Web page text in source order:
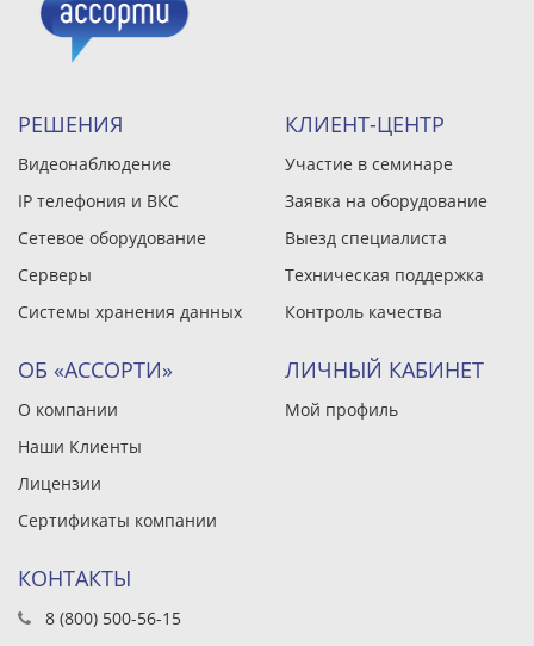
РЕШЕНИЯ
Видеонаблюдение
IP телефония и ВКС
Сетевое оборудование
Серверы
Системы хранения данных
КЛИЕНТ-ЦЕНТР
Участие в семинаре
Заявка на оборудование
Выезд специалиста
Техническая поддержка
Контроль качества
ОБ «АССОРТИ»
О компании
Наши Клиенты
Лицензии
Сертификаты компании
ЛИЧНЫЙ КАБИНЕТ
Мой профиль
КОНТАКТЫ
8 (800) 500-56-15